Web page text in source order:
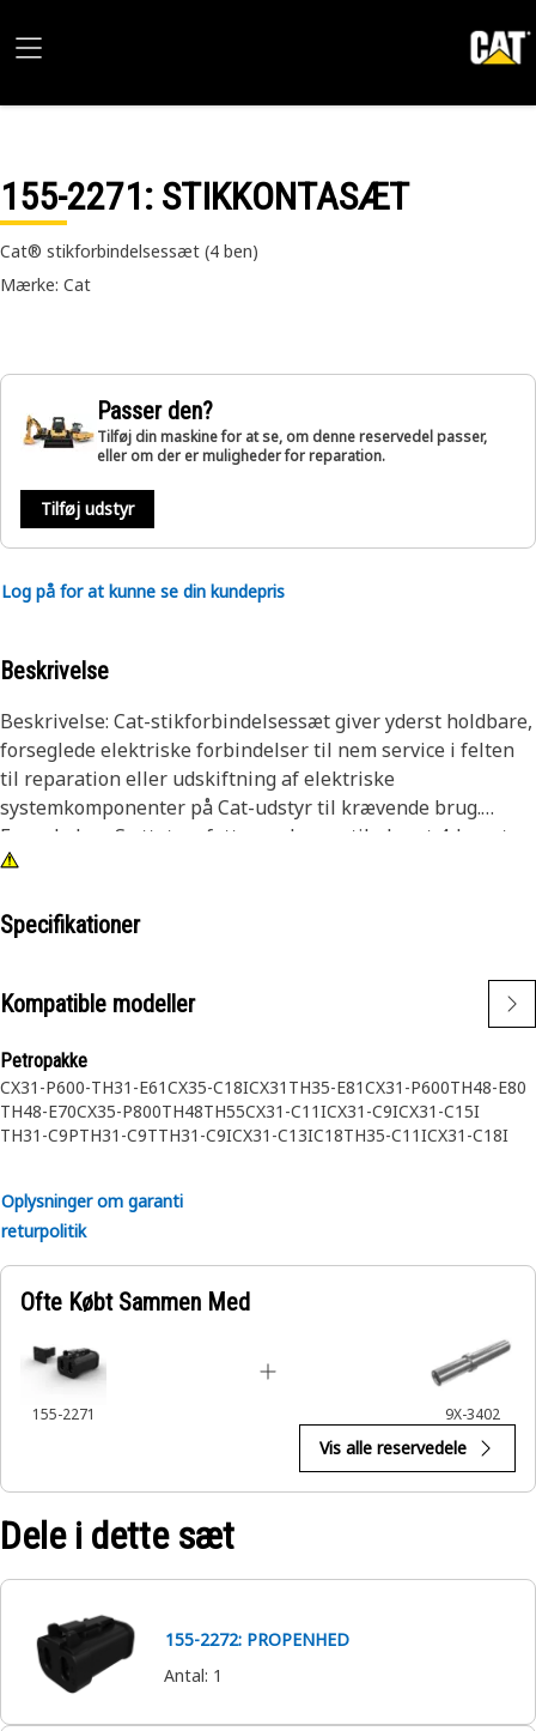
155-2271: STIKKONTASÆT
Cat® stikforbindelsessæt (4 ben)
Mærke: Cat
Passer den?
Tilføj din maskine for at se, om denne reservedel passer,
eller om der er muligheder for reparation.
Tilføj udstyr
Log på for at kunne se din kundepris
Beskrivelse
Beskrivelse: Cat-stikforbindelsessæt giver yderst holdbare,
forseglede elektriske forbindelser til nem service i felten
til reparation eller udskiftning af elektriske
systemkomponenter på Cat-udstyr til krævende brug.
Egenskaber: Sættet omfatter en kompatibel sort 4-benet
nylonstikforbindelsesenhed og en grøn kilelåsAnvendelse:
stikforbindelser. Se din instruktionsbog, eller kontakt din
Specifikationer
Kompatible modeller
Petropakke
CX31-P600-TH31-E61CX35-C18ICX31 TH35-E81CX31-P600TH48-E80
TH48-E70CX35-P800TH48TH55CX31-C11ICX31-C9ICX31-C15I
TH31-C9PTH31-C9TTH31-C9ICX31-C13IC18TH35-C11ICX31-C18I
Oplysninger om garanti
returpolitik
Ofte Købt Sammen Med
155-2271 9X-3402
Vis alle reservedele
Dele i dette sæt
155-2272: PROPENHED
Antal: 1